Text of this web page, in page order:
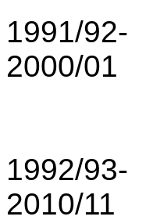
1991/92-
2000/01
1992/93-
2010/11